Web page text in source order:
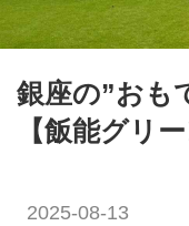
銀座の”おも
【飯能グリ
2025-08-13